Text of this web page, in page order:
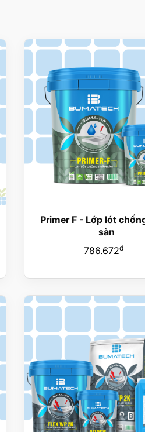
Primer F - Lớp lót
sàn
786.672đ